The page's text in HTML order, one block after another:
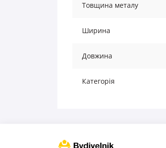
Товщина металу
Ширина
Довжина
Категорія